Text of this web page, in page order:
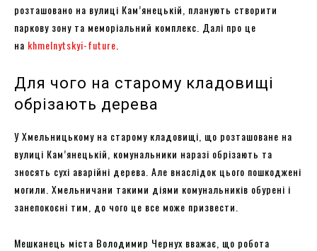
розташовано на вулиці Кам’янецькій, планують створити
паркову зону та меморіальний комплекс. Далі про це
на khmelnytskyi-future
Для чого на старому кладовищі
обрізають дерева
У Хмельницькому на старому кладовищі, що розташоване на
вулиці Кам’янецькій, комунальники наразі обрізають та
зносять сухі аварійні дерева. Але внаслідок цього пошкоджені
могили. Хмельничани такими діями комунальників обурені і
занепокоєні тим, до чого це все може призвести.
Мешканець міста Володимир Чернух вважає, що робота